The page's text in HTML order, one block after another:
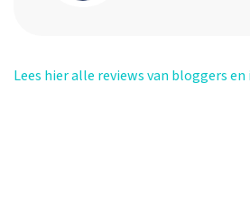
Lees hier alle reviews van bloggers